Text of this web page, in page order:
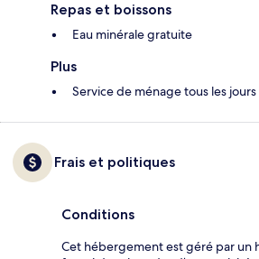
Repas et boissons
Eau minérale gratuite
Plus
Service de ménage tous les jours
Frais et politiques
Conditions
Cet hébergement est géré par un